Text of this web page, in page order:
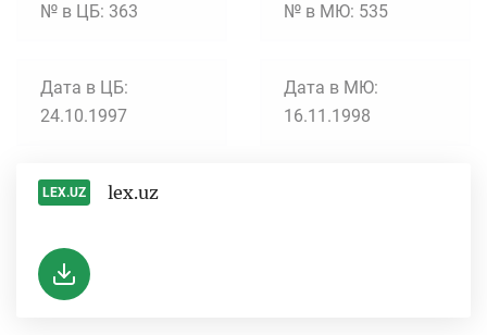
№ в ЦБ: 363 № в МЮ: 535
Дата в ЦБ:
24.10.1997
Дата в МЮ:
16.11.1998
LEX.UZ lex.uz